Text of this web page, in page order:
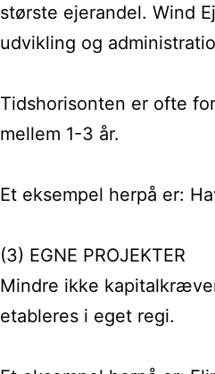
største ejerandel. Wind
udvikling og
Tidshorisonten er ofte
mellem 1-3 år.
Et eksempel herpå er:
(3) EGNE PROJEKTER
Mindre ikke
etableres i eget regi.